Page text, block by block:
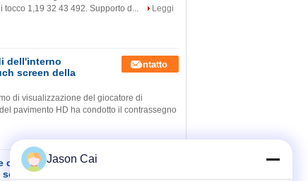
1,19 32 43 492. Supporto d...
Leggi
dell'interno
screen della
Contatto
di visualizzazione del giocatore di
pavimento HD ha condotto il contrassegno
della TV
Jason Cai